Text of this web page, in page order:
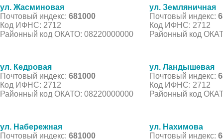
ул. Жасминовая
Почтовый индекс: 681000
Код ИФНС: 2712
Районный код ОКАТО: 08220000000
ул. Земляничная
Почтовый индекс:
Код ИФНС: 2712
Районный код
ул. Кедровая
Почтовый индекс: 681000
Код ИФНС: 2712
Районный код ОКАТО: 08220000000
ул. Ландышевая
Почтовый индекс:
Код ИФНС: 2712
Районный код
ул. Набережная
Почтовый индекс: 681000
ул. Нахимова
Почтовый индекс: